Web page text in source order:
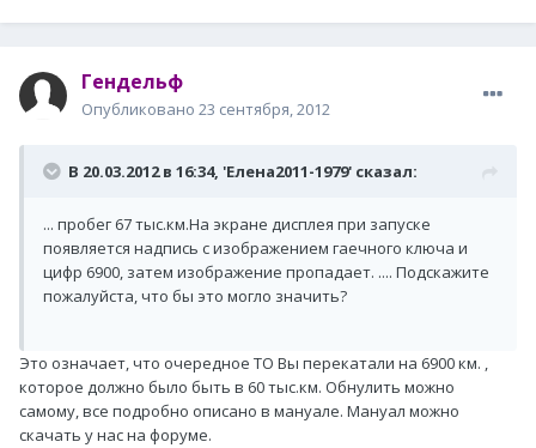
Гендельф
Опубликовано 23 сентября, 2012
В 20.03.2012 в 16:34, 'Елена2011-1979' сказал:
... пробег 67 тыс.км.На экране дисплея при запуске
появляется надпись с изображением гаечного ключа и
цифр 6900, затем изображение пропадает. .... Подскажите
пожалуйста, что бы это могло значить?
Это означает, что очередное ТО Вы перекатали на 6900 км. ,
которое должно было быть в 60 тыс.км. Обнулить можно
самому, все подробно описано в мануале. Мануал можно
скачать у нас на форуме.